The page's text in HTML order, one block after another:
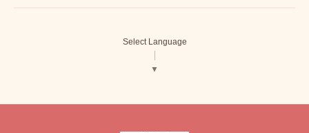
Select Language
▼